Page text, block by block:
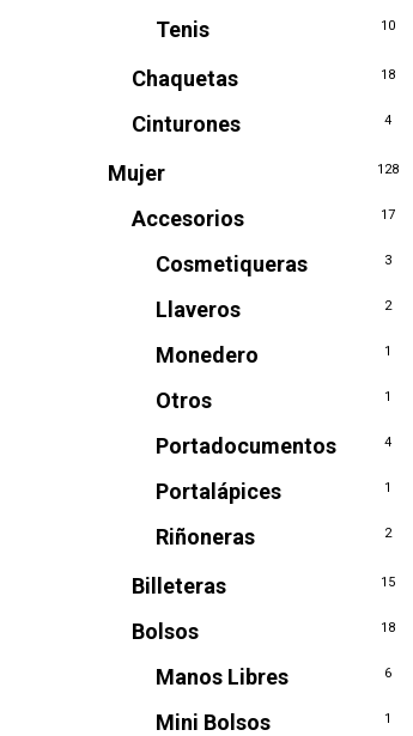
Tenis 10
Chaquetas 18
Cinturones 4
Mujer 128
Accesorios 17
Cosmetiqueras 3
Llaveros 2
Monedero 1
Otros 1
Portadocumentos 4
Portalápices 1
Riñoneras 2
Billeteras 15
Bolsos 18
Manos Libres 6
Mini Bolsos 1